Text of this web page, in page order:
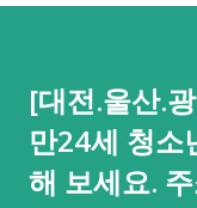
[대전.울산.
만24세 청소
해 보세요.